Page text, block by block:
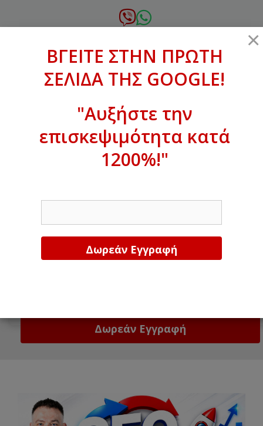
σε
xanthogenous@gmail.com
ΒΓΕΙΤΕ ΣΤΗΝ ΠΡΩΤΗ ΣΕΛΙΔΑ ΤΗΣ
GOOGLE!
×
ΒΓΕΙΤΕ ΣΤΗΝ ΠΡΩΤΗ
ΣΕΛΙΔΑ ΤΗΣ GOOGLE!
"Αυξήστε την
επισκεψιμότητα κατά
1200%!"